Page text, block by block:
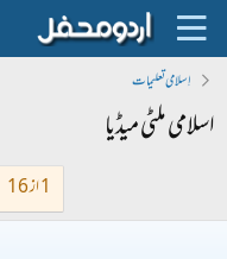
اِسلامی تعلیمات
اسلامی ملٹی میڈیا
1 از 16